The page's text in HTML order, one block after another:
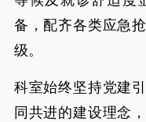
备，配齐各类应急
级。
科室始终坚持党建
同共进的建设理念